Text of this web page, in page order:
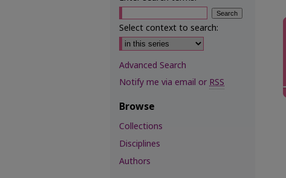
Select context to search:
Advanced Search
Notify me via email orRSS
Browse
Collections
Disciplines
Authors